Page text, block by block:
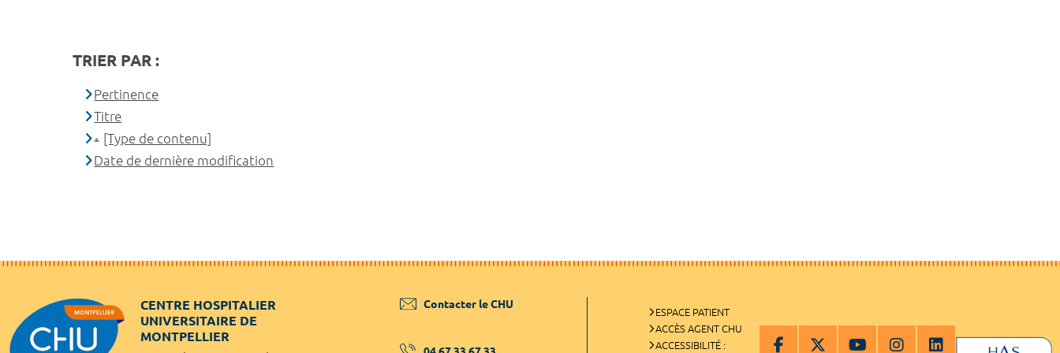
TRIER PAR :
Pertinence
Titre
[Type de contenu]
Date de dernière modification
CENTRE HOSPITALIER
UNIVERSITAIRE DE
MONTPELLIER
Contacter le CHU
ESPACE PATIENT
ACCÈS AGENT CHU
ACCESSIBILITÉ :